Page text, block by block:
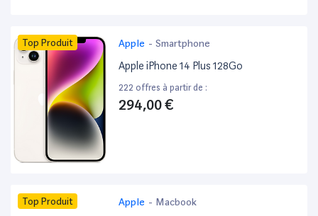
Top Produit Apple - Smartphone
Apple iPhone 14 Plus 128Go
222 offres à partir de :
294,00 €
Top Produit Apple - Macbook